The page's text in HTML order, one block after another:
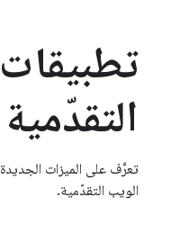
التقدّمية
تعرَّف على الميزات
الويب التقدّمية.